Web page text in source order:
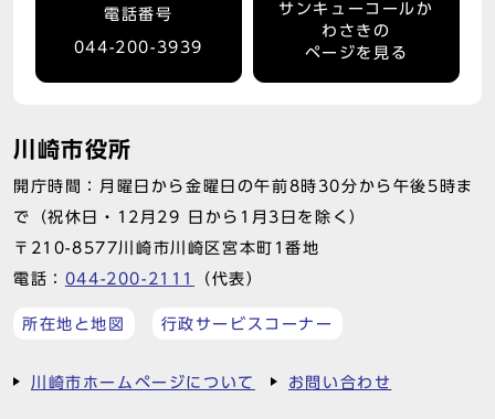
電話番号
044-200-3939
サンキューコールか
わさきの
ページを見る
川崎市役所
開庁時間：月曜日から金曜日の午前8時30分から午後5時ま
で（祝休日・12月29 日から1月3日を除く）
〒210-8577川崎市川崎区宮本町1番地
電話： 044-200-2111 （代表）
所在地と地図 行政サービスコーナー
川崎市ホームページについて お問い合わせ